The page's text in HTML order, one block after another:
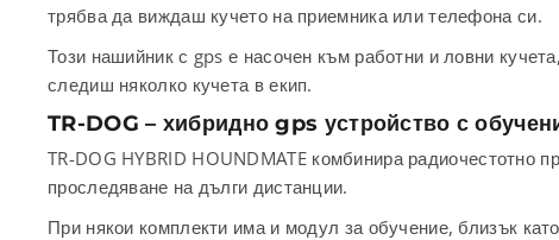
трябва да виждаш кучето на приемника или телефона си.
Този нашийник с gps е насочен към работни и ловни
следиш няколко кучета в екип.
TR-DOG – хибридно gps устройство с
TR-DOG HYBRID HOUNDMATE комбинира радиочестотно
проследяване на дълги дистанции.
При някои комплекти има и модул за обучение, близък